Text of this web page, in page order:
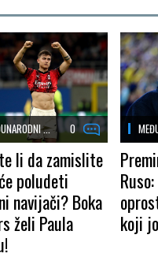
... 0
li da zamislite
poludeti
navijači? Boka
želi Paula
koji